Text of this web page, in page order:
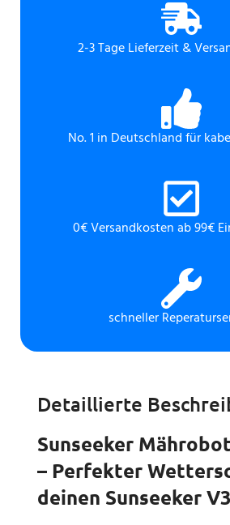
2-3 Tage Lieferzeit &
No. 1 in Deutschland für
0€ Versandkosten ab 99€
schneller
Detaillierte
Sunseeker
– Perfekter
deinen Sunseeker V3